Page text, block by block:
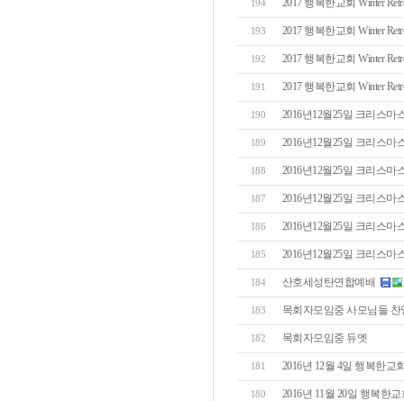
194 2017 행복한교회 Winter
193 2017 행복한교회 Winter
192 2017 행복한교회 Winter
191 2017 행복한교회 Winter
190 2016년12월25일 크리스마
189 2016년12월25일 크리스마
188 2016년12월25일 크리스마
187 2016년12월25일 크리스마
186 2016년12월25일 크리스마
185 2016년12월25일 크리스마
184 산호세성탄연합예배
183 목회자모임중 사모님들 찬
182 목회자모임중 듀엣
181 2016년 12월 4일 행복한교
180 2016년 11월 20일 행복한교